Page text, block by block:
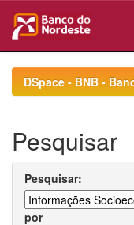
navigationDSpace - BNB -
Pesquisar
Pesquisar:
por